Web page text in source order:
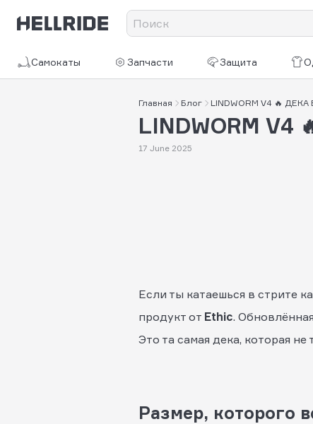
Самокаты Запчасти Защита
Главная Блог LINDWORM V4 🔥
LINDWORM
17 June 2025
Если ты катаешься в стрите
продукт от Ethic. Обновлённая
Это та самая дека, которая
Размер, которого